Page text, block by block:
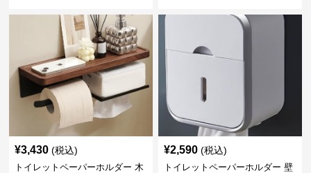
¥3,430 (税込)
トイレットペーパーホルダー 木
¥2,590 (税込)
トイレットペーパーホルダー 壁